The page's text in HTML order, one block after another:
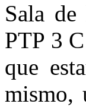
Sala
PTP 3
que
mismo,